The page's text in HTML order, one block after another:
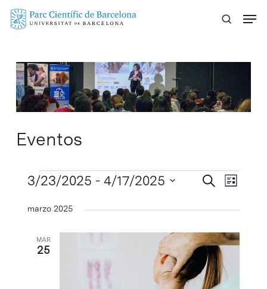
Skip
Eventos
Eventos
búsqueda
y
vistas
de
Eventos
Buscar
vistas
Evento
Lista
3/23/2025 - 4/17/2025
la
marzo 2025
MAR
25